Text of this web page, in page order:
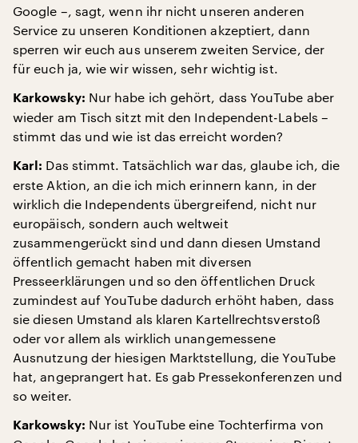
Google –, sagt, wenn ihr nicht unseren anderen
Service zu unseren Konditionen akzeptiert, dann
sperren wir euch aus unserem zweiten Service, der
für euch ja, wie wir wissen, sehr wichtig ist.
Karkowsky: Nur habe ich gehört, dass YouTube aber
wieder am Tisch sitzt mit den Independent-Labels –
stimmt das und wie ist das erreicht worden?
Karl: Das stimmt. Tatsächlich war das, glaube ich, die
erste Aktion, an die ich mich erinnern kann, in der
wirklich die Independents übergreifend, nicht nur
europäisch, sondern auch weltweit
zusammengerückt sind und dann diesen Umstand
öffentlich gemacht haben mit diversen
Presseerklärungen und so den öffentlichen Druck
zumindest auf YouTube dadurch erhöht haben, dass
sie diesen Umstand als klaren Kartellrechtsverstoß
oder vor allem als wirklich unangemessene
Ausnutzung der hiesigen Marktstellung, die YouTube
hat, angeprangert hat. Es gab Pressekonferenzen und
so weiter.
Karkowsky: Nur ist YouTube eine Tochterfirma von